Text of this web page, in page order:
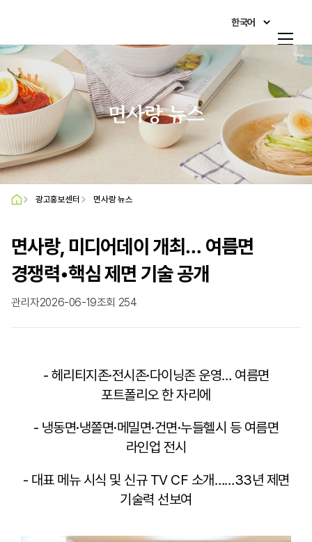
회사 소개
제품&시장
사회공헌활동
인재채용
광고홍보센터
고객 지원
한국어
한국어
English
日本語
简体中文
Italiano
O'zbekcha
면사랑 뉴스
광고홍보센터 면사랑 뉴스
면사랑, 미디어데이 개최… 여름면
경쟁력•핵심 제면 기술 공개
관리자2026-06-19조회 254
- 헤리티지존·전시존·다이닝존 운영… 여름면
포트폴리오 한 자리에
- 냉동면·냉쫄면·메밀면·건면·누들헬시 등 여름면
라인업 전시
- 대표 메뉴 시식 및 신규 TV CF 소개……33년 제면
기술력 선보여